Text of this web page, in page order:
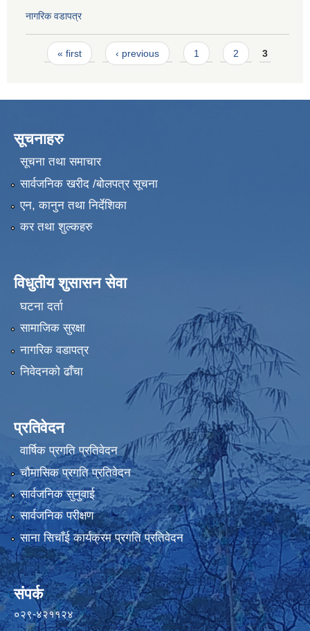
नागरिक वडापत्र
Pages
« first ‹ previous 1 2 3
सूचनाहरु
सूचना तथा समाचार
सार्वजनिक खरीद /बोलपत्र सूचना
एन, कानुन तथा निर्देशिका
कर तथा शुल्कहरु
विधुतीय शुसासन सेवा
घटना दर्ता
सामाजिक सुरक्षा
नागरिक वडापत्र
निवेदनको ढाँचा
प्रतिवेदन
वार्षिक प्रगति प्रतिवेदन
चौमासिक प्रगति प्रतिवेदन
सार्वजनिक सुनुवाई
सार्वजनिक परीक्षण
साना सिचाँई कार्यक्रम प्रगति प्रतिवेदन
संपर्क
०२९-४२११२४